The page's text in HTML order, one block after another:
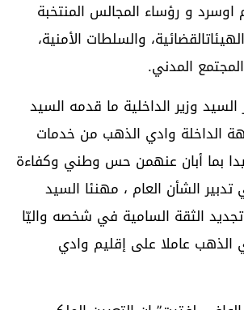
اوسرد و رؤساء المجالس المنتخبة
والسلطات الأمنية،
المدني.
وزير الداخلية ما قدمه السيد
الداخلة وادي الذهب من خدمات
بما أبان عنهمن حس وطني وكفاءة
الشأن العام ، مهنئا السيد
الثقة السامية في شخصه واليّا
الذهب عاملا على إقليم وادي